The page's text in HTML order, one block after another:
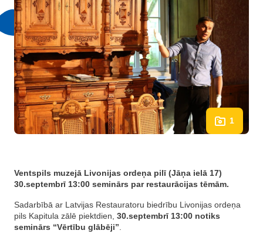
1
Ventspils muzejā Livonijas ordeņa pilī (Jāņa ielā 17)
30.septembrī 13:00 seminārs par restaurācijas tēmām.
Sadarbībā ar Latvijas Restauratoru biedrību Livonijas ordeņa
pils Kapitula zālē piektdien, 30.septembrī 13:00 notiks
seminārs “Vērtību glābēji”